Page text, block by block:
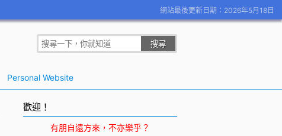
網站最後更新日期：2026年5月18日
Personal Website
歡迎！
有朋自遠方來，不亦樂乎？